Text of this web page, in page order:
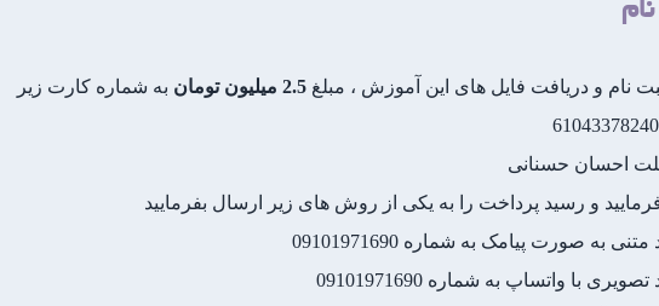
نام و دریافت فایل های این آموزش ، مبلغ 2.5 میلیون تومان
به شماره کارت زیر
احسان حسنانی
و رسید پرداخت را به یکی از روش های زیر ارسال بفرمایید
به صورت پیامک به شماره 09101971690
با واتساپ به شماره 09101971690